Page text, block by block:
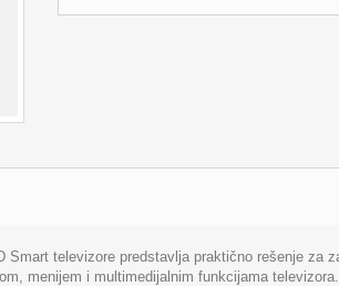
televizore predstavlja praktično rešenje za
menijem i multimedijalnim funkcijama televizora.